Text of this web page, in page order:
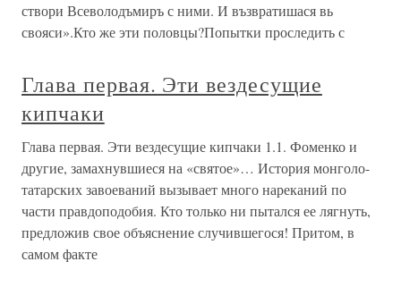
створи Всеволодъмиръ с ними. И възвратишася вь
свояси».Кто же эти половцы?Попытки проследить с
Глава первая. Эти вездесущие
кипчаки
Глава первая. Эти вездесущие кипчаки 1.1. Фоменко и
другие, замахнувшиеся на «святое»… История монголо-
татарских завоеваний вызывает много нареканий по
части правдоподобия. Кто только ни пытался ее лягнуть,
предложив свое объяснение случившегося! Притом, в
самом факте